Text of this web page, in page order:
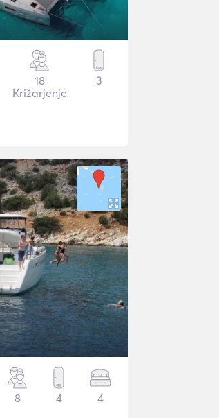
18
Križarjenje
3
8 4 4